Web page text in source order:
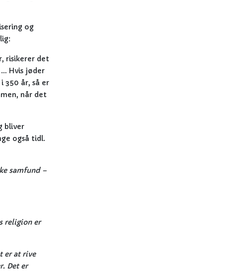
og
risikerer det
Hvis jøder
350 år, så er
når det
bliver
også tidl.
samfund –
religion er
er at rive
Det er